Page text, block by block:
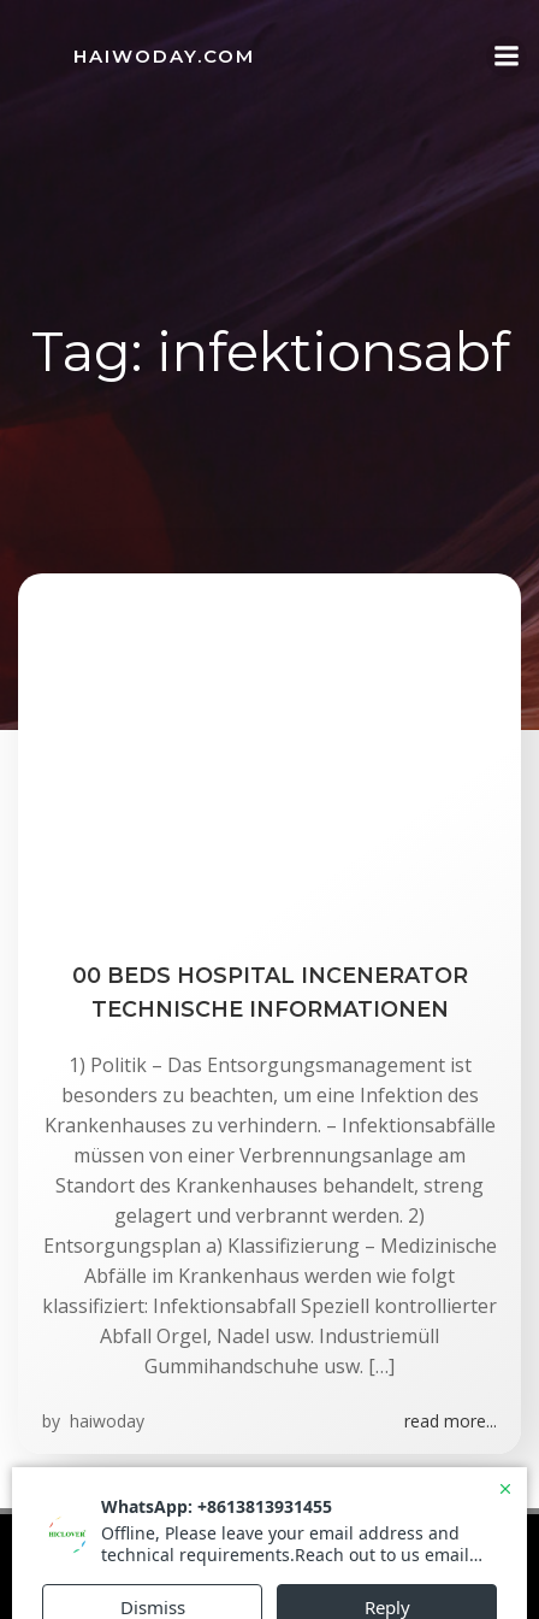
HAIWODAY.COM
Tag: infektionsabf
00 BEDS HOSPITAL INCENERATOR
TECHNISCHE INFORMATIONEN
1) Politik – Das Entsorgungsmanagement ist
besonders zu beachten, um eine Infektion des
Krankenhauses zu verhindern. – Infektionsabfälle
müssen von einer Verbrennungsanlage am
Standort des Krankenhauses behandelt, streng
gelagert und verbrannt werden. 2)
Entsorgungsplan a) Klassifizierung – Medizinische
Abfälle im Krankenhaus werden wie folgt
klassifiziert: Infektionsabfall Speziell kontrollierter
Abfall Orgel, Nadel usw. Industriemüll
Gummihandschuhe usw. […]
by haiwoday read more...
© 2026 Haiwoday.com. Built using WordPress and